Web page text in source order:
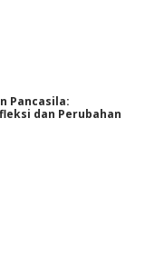
Pancasila:
dan Perubahan